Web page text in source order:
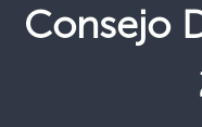
Consejo